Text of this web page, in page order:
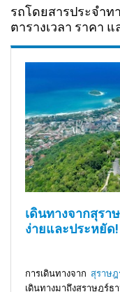
รถโดยสารประจำท
ตารางเวลา ราคา
เดินทางจากสุรา
ง่ายและประหยัด!
การเดินทางจาก สุราษ
เดินทางมาถึงสุราษฎ